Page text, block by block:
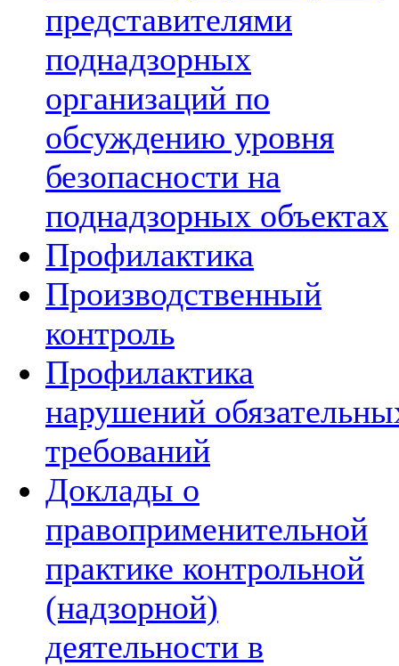
представителями
поднадзорных
организаций по
обсуждению уровня
безопасности на
поднадзорных объектах
Профилактика
Производственный
контроль
Профилактика
нарушений
требований
Доклады о
правоприменительной
практике контрольной
(надзорной)
деятельности в